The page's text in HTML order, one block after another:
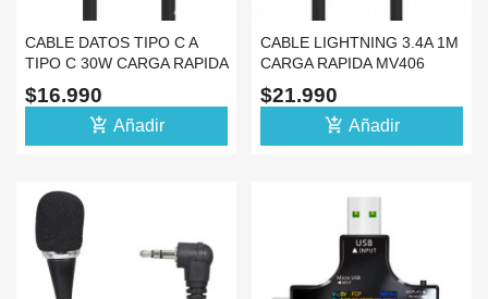
CABLE DATOS TIPO C A
TIPO C 30W CARGA RAPIDA
1M PARA CELULAR
$16.990
add_shopping_cart Añadir
CABLE LIGHTNING 3.4A 1M
CARGA RAPIDA MV406
PARA IPHONE
$21.990
add_shopping_cart Añadir